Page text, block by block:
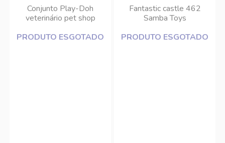
Conjunto Play-Doh
veterinário pet shop
PRODUTO ESGOTADO
Fantastic castle 462
Samba Toys
PRODUTO ESGOTADO